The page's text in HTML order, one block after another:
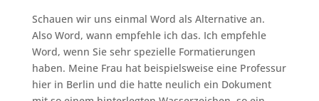
Schauen wir uns einmal Word als Alternative an.
Also Word, wann empfehle ich das. Ich empfehle
Word, wenn Sie sehr spezielle Formatierungen
haben. Meine Frau hat beispielsweise eine Professur
hier in Berlin und die hatte neulich ein Dokument